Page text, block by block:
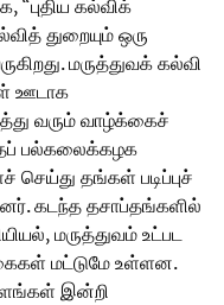
“புதிய கல்விக்
துறையும் ஒரு
மருத்துவக் கல்வி
ஊடாக
வரும் வாழ்க்கைச்
பல்கலைக்கழக
தங்கள் படிப்புச்
கடந்த தசாப்தங்களில்
மருத்துவம் உட்பட
மட்டுமே உள்ளன.
இன்றி